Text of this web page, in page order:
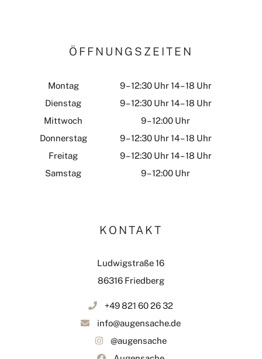
ÖFFNUNGSZEITEN
Montag
9 – 12:30 Uhr 14 – 18 Uhr
Dienstag
9 – 12:30 Uhr 14 – 18 Uhr
Mittwoch
9 – 12:00 Uhr
Donnerstag
9 – 12:30 Uhr 14 – 18 Uhr
Freitag
9 – 12:30 Uhr 14 – 18 Uhr
Samstag
9 – 12:00 Uhr
KONTAKT
Ludwigstraße 16
86316 Friedberg
+49 821 60 26 32
info@augensache.de
@augensache